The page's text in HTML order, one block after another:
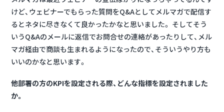
けど、ウェビナーでもらった質問をQ&Aとしてメルマガで配信す
るとネタに尽きなくて良かったかなと思いました。 そしてそう
いうQ&Aのメールに返信でお問合せの連絡があったりして、メル
マガ経由で商談も生まれるようになったので、そういうやり方も
いいのかなと思います。
他部署の方のKPIを設定される際、どんな指標を設定されました
か。